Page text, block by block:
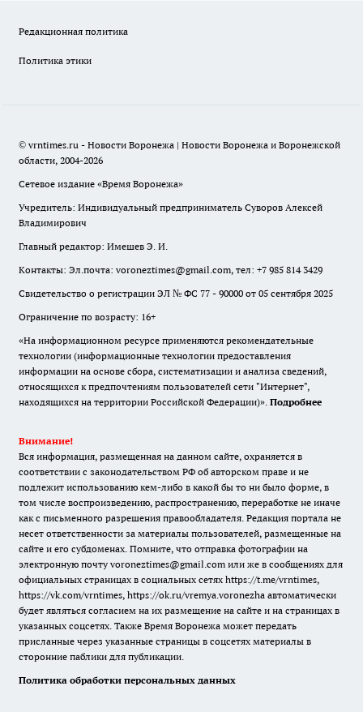
Редакционная политика
Политика этики
© vrntimes.ru - Новости Воронежа | Новости Воронежа и Воронежской
области, 2004-2026
Сетевое издание «Время Воронежа»
Учредитель: Индивидуальный предприниматель Суворов Алексей
Владимирович
Главный редактор: Имешев Э. И.
Контакты: Эл.почта: voroneztimes@gmail.com, тел: +7 985 814 3429
Свидетельство о регистрации ЭЛ № ФС 77 - 90000 от 05 сентября 2025
Ограничение по возрасту: 16+
«На информационном ресурсе применяются рекомендательные
технологии (информационные технологии предоставления
информации на основе сбора, систематизации и анализа сведений,
относящихся к предпочтениям пользователей сети "Интернет",
находящихся на территории Российской Федерации)». Подробнее
Внимание!
Вся информация, размещенная на данном сайте, охраняется в
соответствии с законодательством РФ об авторском праве и не
подлежит использованию кем-либо в какой бы то ни было форме, в
том числе воспроизведению, распространению, переработке не иначе
как с письменного разрешения правообладателя. Редакция портала не
несет ответственности за материалы пользователей, размещенные на
сайте и его субдоменах. Помните, что отправка фотографии на
электронную почту voroneztimes@gmail.com или же в сообщениях для
официальных страницах в социальных сетях https://t.me/vrntimes,
https://vk.com/vrntimes, https://ok.ru/vremya.voronezha автоматически
будет являться согласием на их размещение на сайте и на страницах в
указанных соцсетях. Также Время Воронежа может передать
присланные через указанные страницы в соцсетях материалы в
сторонние паблики для публикации.
Политика обработки персональных данных